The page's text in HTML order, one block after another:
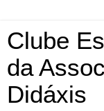
Clube
da
Didáxis